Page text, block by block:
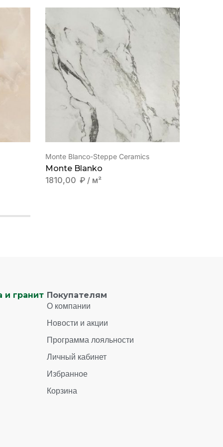
Monte Blanco-Steppe Ceramics
Monte Blanko
1810,00 ₽ / м²
и гранит Покупателям
О компании
Новости и акции
Программа лояльности
Личный кабинет
Избранное
Корзина